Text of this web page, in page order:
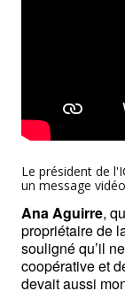
Le président de
un message
Ana Aguirre,
propriétaire de
souligné qu’il
coopérative et
devait aussi